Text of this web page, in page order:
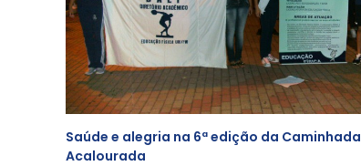
Saúde e alegria na 6ª edição da Caminhada
Acalourada